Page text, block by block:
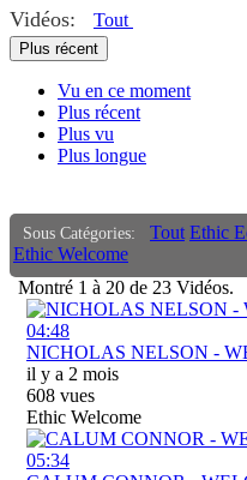
ethic dtc
eretic
authentique
wise
black pearl
french id
french toast
Vidéos: Tout
Plus récent
Vu en ce moment
Plus récent
Plus vu
Plus longue
Sous Catégories: Tout Ethic
Ethic Welcome
Montré 1 à 20 de 23 Vidéos.
04:48
NICHOLAS NELSON -
il y a 2 mois
608 vues
Ethic Welcome
05:34